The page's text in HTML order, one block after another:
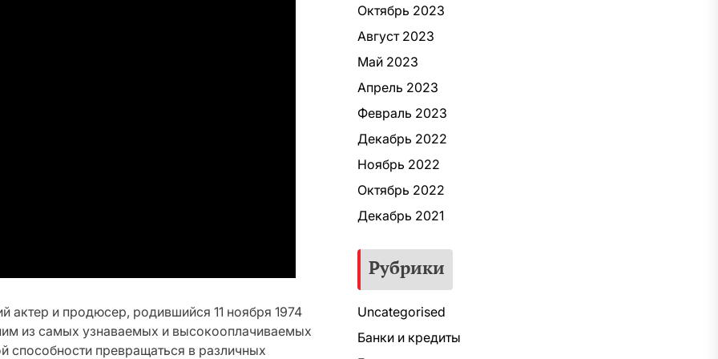
актер и продюсер, родившийся 11 ноября 1974
из самых узнаваемых и высокооплачиваемых
способности превращаться в различных
Октябрь 2023
Август 2023
Май 2023
Апрель 2023
Февраль 2023
Декабрь 2022
Ноябрь 2022
Октябрь 2022
Декабрь 2021
Рубрики
Uncategorised
Банки и кредиты